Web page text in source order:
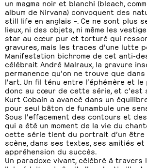
un magma noir et blanchi (bleach,
album de Nirvana) convoquent des
still life en anglais –. Ce ne sont plus
lieux, ni des objets, ni même les
star au cœur pur et torturé qui
gravures, mais les traces d’une lutte
Manifestation bichrome de cet anti-
célébrait André Malraux, la gravure
permanence qu’on ne trouve que
l’art. Un fil ténu entre l’éphémère et
donc au cœur de cette série, et c’est
Kurt Cobain a avancé dans un
pour seul bâton de funambule une
Sous l’effacement des contours et
qui a été un moment de la vie du
cette série tient du portrait d’un être
scène, dans ses textes, ses amitiés et
appréhension du succès.
Un paradoxe vivant, célébré à travers